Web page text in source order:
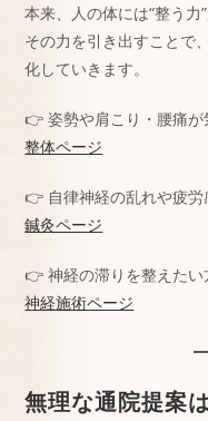
本来、人の体には“整う力
その力を引き出すことで
化していきます。
👉 姿勢や肩こり・腰痛が
整体ページ
👉 自律神経の乱れや疲労
鍼灸ページ
👉 神経の滞りを整えたい
神経施術ページ
無理な通院提案